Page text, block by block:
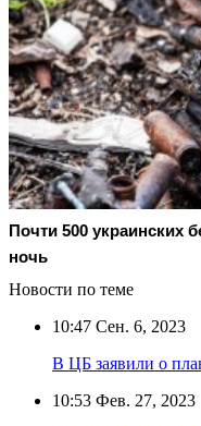
Почти 500 украинских
ночь
Новости по теме
10:47 Сен. 6, 2023
В ЦБ заявили о
10:53 Фев. 27, 2023